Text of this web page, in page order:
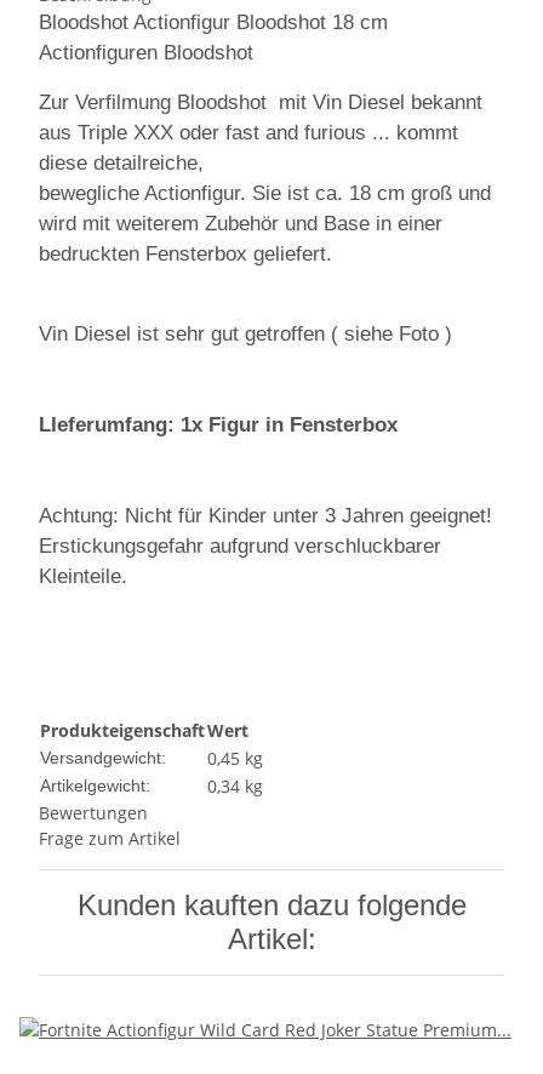
Bloodshot Actionfigur Bloodshot 18 cm
Actionfiguren Bloodshot
Zur Verfilmung Bloodshot mit Vin Diesel bekannt
aus Triple XXX oder fast and furious ... kommt
diese detailreiche,
bewegliche Actionfigur. Sie ist ca. 18 cm groß und
wird mit weiterem Zubehör und Base in einer
bedruckten Fensterbox geliefert.
Vin Diesel ist sehr gut getroffen ( siehe Foto )
LIeferumfang: 1x Figur in Fensterbox
Achtung: Nicht für Kinder unter 3 Jahren geeignet!
Erstickungsgefahr aufgrund verschluckbarer
Kleinteile.
ProdukteigenschaftWert
Versandgewicht: 0,45 kg
Artikelgewicht: 0,34 kg
Bewertungen
Frage zum Artikel
Kunden kauften dazu folgende
Artikel: